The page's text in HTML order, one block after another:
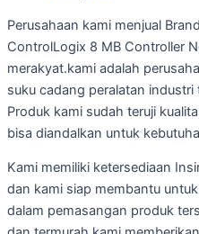
Perusahaan kami menjual
ControlLogix 8 MB Controller
merakyat.kami adalah
suku cadang peralatan
Produk kami sudah teruji
bisa diandalkan untuk
Kami memiliki ketersediaan
dan kami siap membantu
dalam pemasangan produk